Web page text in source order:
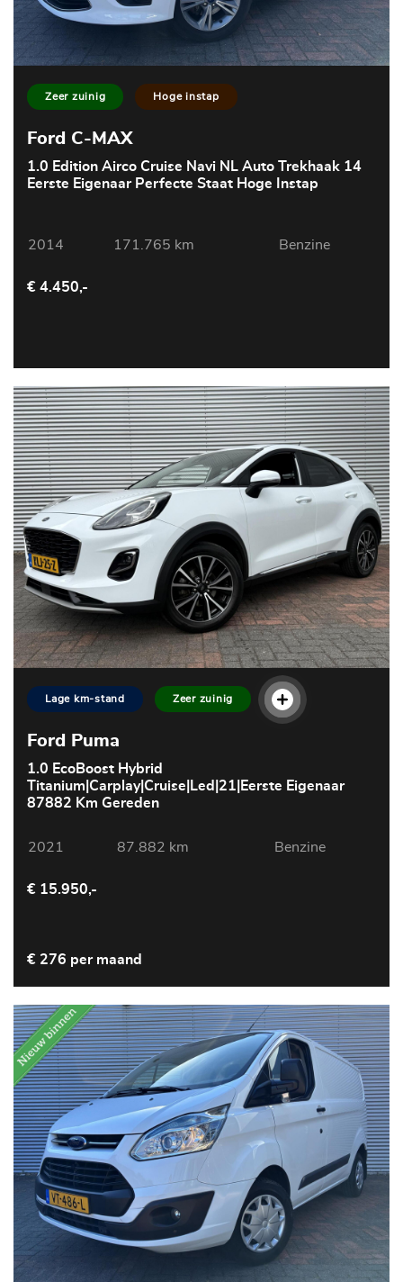
Zeer zuinig Hoge instap
Ford C-MAX
1.0 Edition Airco Cruise Navi NL Auto Trekhaak 14
Eerste Eigenaar Perfecte Staat Hoge Instap
2014 171.765 km Benzine
€ 4.450,-
Lage km-stand Zeer zuinig
Ford Puma
1.0 EcoBoost Hybrid
Titanium|Carplay|Cruise|Led|21|Eerste Eigenaar
87882 Km Gereden
2021 87.882 km Benzine
€ 15.950,-
€ 276 per maand